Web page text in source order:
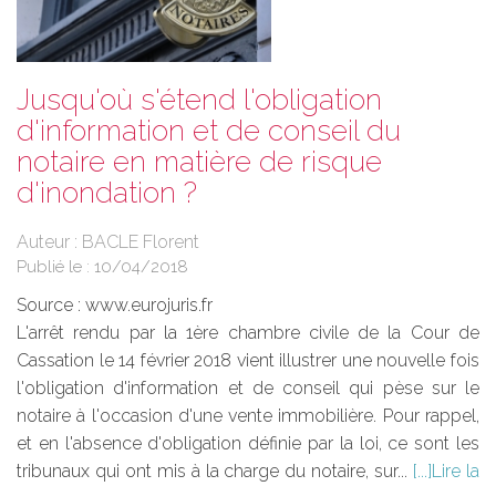
Jusqu'où s'étend l'obligation
d'information et de conseil du
notaire en matière de risque
d'inondation ?
Auteur : BACLE Florent
Publié le : 10/04/2018
Source : www.eurojuris.fr
L'arrêt rendu par la 1ère chambre civile de la Cour de
Cassation le 14 février 2018 vient illustrer une nouvelle fois
l'obligation d'information et de conseil qui pèse sur le
notaire à l'occasion d'une vente immobilière. Pour rappel,
et en l'absence d'obligation définie par la loi, ce sont les
tribunaux qui ont mis à la charge du notaire, sur...
Lire la